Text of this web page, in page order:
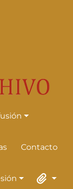
Contacto